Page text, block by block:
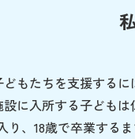
もたちを支援する
に入所する子どもは
り、18歳で卒業する